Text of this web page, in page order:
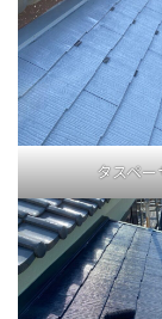
タスペー